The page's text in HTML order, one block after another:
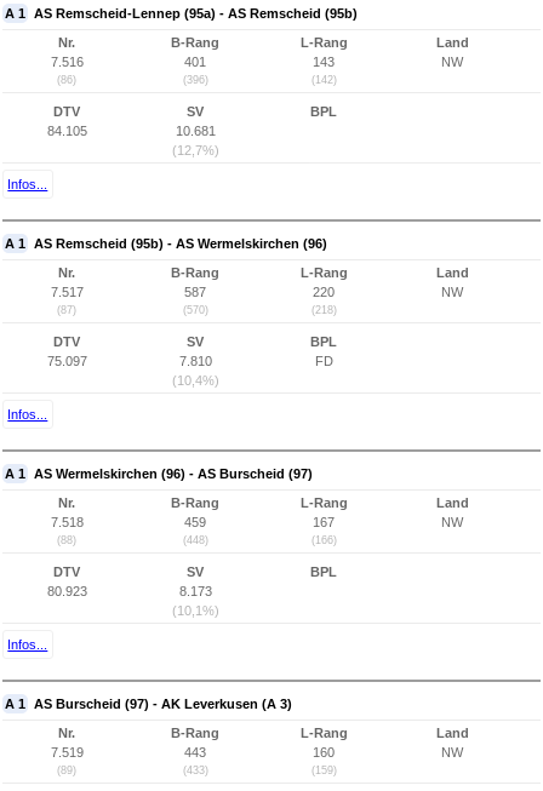
A 1 AS Remscheid-Lennep (95a) - AS Remscheid (95b)
Nr.
7.516
(86)
B-Rang
401
(396)
L-Rang
143
(142)
Land
NW
DTV
84.105
SV
10.681
(12,7%)
BPL
Infos...
A 1 AS Remscheid (95b) - AS Wermelskirchen (96)
Nr.
7.517
(87)
B-Rang
587
(570)
L-Rang
220
(218)
Land
NW
DTV
75.097
SV
7.810
(10,4%)
BPL
FD
Infos...
A 1 AS Wermelskirchen (96) - AS Burscheid (97)
Nr.
7.518
(88)
B-Rang
459
(448)
L-Rang
167
(166)
Land
NW
DTV
80.923
SV
8.173
(10,1%)
BPL
Infos...
A 1 AS Burscheid (97) - AK Leverkusen (A 3)
Nr.
7.519
(89)
B-Rang
443
(433)
L-Rang
160
(159)
Land
NW